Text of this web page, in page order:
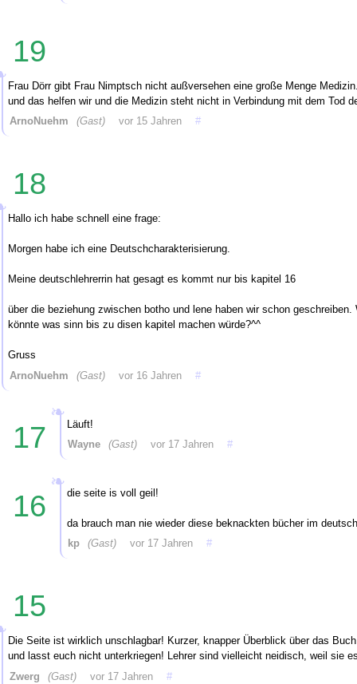
19
Frau Dörr gibt Frau Nimptsch nicht außversehen eine große Menge
und das helfen wir und die Medizin steht nicht in Verbindung mit dem Tod
ArnoNuehm
(Gast) vor 15 Jahren #
18
Hallo ich habe schnell eine frage:
Morgen habe ich eine Deutschcharakterisierung.
Meine deutschlehrerrin hat gesagt es kommt nur bis kapitel 16
über die beziehung zwischen botho und lene haben wir schon
könnte was sinn bis zu disen kapitel machen würde?^^
Gruss
ArnoNuehm
(Gast) vor 16 Jahren #
17
Läuft!
Wayne
(Gast) vor 17 Jahren #
16 die seite is voll geil!
da brauch man nie wieder diese beknackten bücher im
kp
(Gast) vor 17 Jahren #
15
Die Seite ist wirklich unschlagbar! Kurzer, knapper Überblick über das
und lasst euch nicht unterkriegen! Lehrer sind vielleicht neidisch, weil sie
Zwerg
(Gast) vor 17 Jahren #